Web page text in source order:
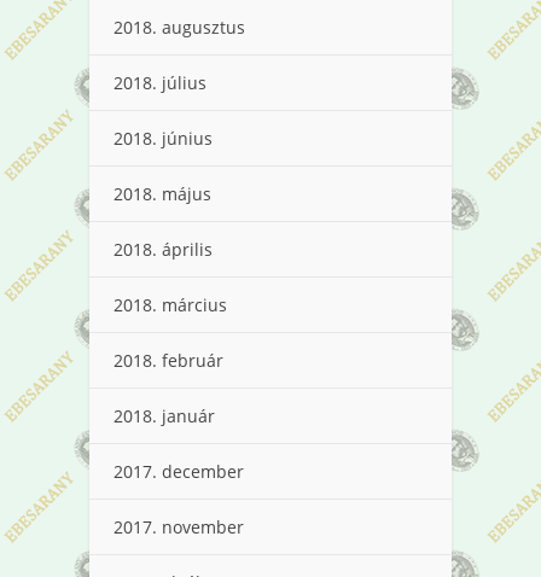
2018. augusztus
2018. július
2018. június
2018. május
2018. április
2018. március
2018. február
2018. január
2017. december
2017. november